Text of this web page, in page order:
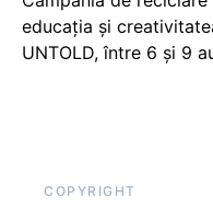
educația și
UNTOLD, între 6 și 9
COPYRIGHT